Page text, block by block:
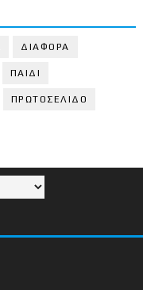
ΔΙΑΦΟΡΑ
ΠΑΙΔΙ
ΠΡΩΤΟΣΕΛΙΔΟ